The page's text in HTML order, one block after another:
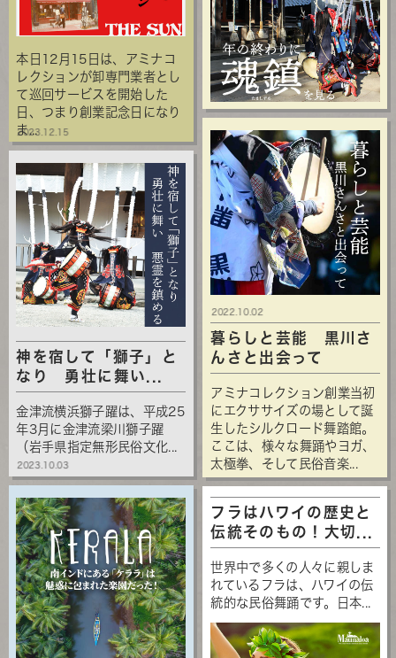
本日12月15日は、アミナコ
レクションが卸専門業者とし
て巡回サービスを開始した
日、つまり創業記念日になり
ま...
2023.12.15
神を宿して「獅子」と
なり 勇壮に舞い...
金津流横浜獅子躍は、平成25
年3月に金津流梁川獅子躍
（岩手県指定無形民俗文化...
2023.10.03
暮らしと芸能 黒川さ
んさと出会って
アミナコレクション創業当初
にエクササイズの場として誕
生したシルクロード舞踏館。
ここは、様々な舞踊やヨガ、
太極拳、そして民俗音楽...
2022.10.02
フラはハワイの歴史と
伝統そのもの！大切...
世界中で多くの人々に親しま
れているフラは、ハワイの伝
統的な民俗舞踊です。日本...